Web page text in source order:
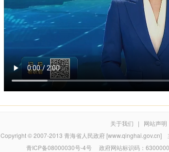
关于我们 | 网站声明
Copyright © 2007-2013 青海省人民政府 [www.qinghai.gov.cn]
青ICP备08000030号-4号政府网站标识码：